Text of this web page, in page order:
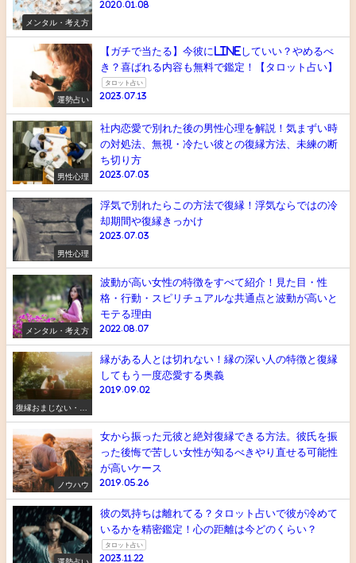
メンタル・考え方
2020.01.08
運勢占い
【ガチで当たる】今彼にLINEしていい？やめるべ
き？喜ばれる内容も無料で鑑定！【タロット占い】
タロット占い
2023.07.13
男性心理
社内恋愛で別れた後の男性心理を解説！気まずい時
の対処法、無視・冷たい彼との復縁方法、未練の断
ち切り方
2023.07.03
男性心理
浮気で別れたらこの方法で復縁！浮気ならではの冷
却期間や復縁きっかけ
2023.07.03
メンタル・考え方
波動が高い女性の特徴をすべて紹介！見た目・性
格・行動・スピリチュアルな共通点と波動が高いと
モテる理由
2022.08.07
復縁おまじない・ス
ピリチュアル
縁がある人とは切れない！縁の深い人の特徴と復縁
してもう一度恋愛する奥義
2019.09.02
ノウハウ
女から振った元彼と絶対復縁できる方法。彼氏を振
った後悔で苦しい女性が知るべきやり直せる可能性
が高いケース
2019.05.26
彼の気持ちは離れてる？タロット占いで彼が冷めて
いるかを精密鑑定！心の距離は今どのくらい？
タロット占い
2023.11.22